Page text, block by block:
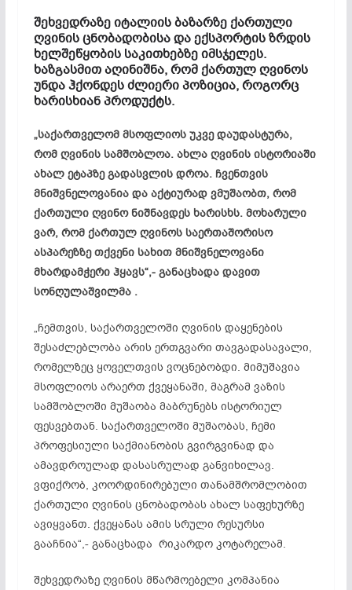
შეხვედრაზე იტალიის ბაზარზე ქართული
ღვინის ცნობადობისა და ექსპორტის ზრდის
ხელშეწყობის საკითხებზე იმსჯელეს.
ხაზგასმით აღინიშნა, რომ ქართულ ღვინოს
უნდა ჰქონდეს ძლიერი პოზიცია, როგორც
ხარისხიან პროდუქტს.
„საქართველომ მსოფლიოს უკვე დაუდასტურა,
რომ ღვინის სამშობლოა. ახლა ღვინის ისტორიაში
ახალ ეტაპზე გადასვლის დროა. ჩვენთვის
მნიშვნელოვანია და აქტიურად ვმუშაობთ, რომ
ქართული ღვინო ნიშნავდეს ხარისხს. მოხარული
ვარ, რომ ქართულ ღვინოს საერთაშორისო
ასპარეზზე თქვენი სახით მნიშვნელოვანი
მხარდამჭერი ჰყავს“,- განაცხადა დავით
სონღულაშვილმა .
„ჩემთვის, საქართველოში ღვინის დაყენების
შესაძლებლობა არის ერთგვარი თავგადასავალი,
რომელზეც ყოველთვის ვოცნებობდი. მიმუშავია
მსოფლიოს არაერთ ქვეყანაში, მაგრამ ვაზის
სამშობლოში მუშაობა მაბრუნებს ისტორიულ
ფესვებთან. საქართველოში მუშაობას, ჩემი
პროფესიული საქმიანობის გვირგვინად და
ამავდროულად დასასრულად განვიხილავ.
ვფიქრობ, კოორდინირებული თანამშრომლობით
ქართული ღვინის ცნობადობას ახალ საფეხურზე
ავიყვანთ. ქვეყანას ამის სრული რესურსი
გააჩნია“,- განაცხადა რიკარდო კოტარელამ.
შეხვედრაზე ღვინის მწარმოებელი კომპანია